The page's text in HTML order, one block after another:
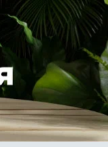
ТУРИЗМ
ВСЕ О